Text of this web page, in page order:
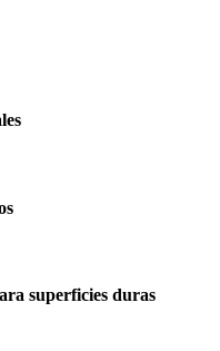
superficies duras